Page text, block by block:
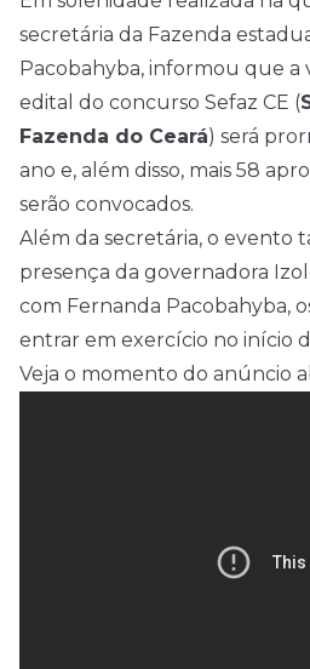
secretária da Fazenda
Pacobahyba, informou que a
edital do concurso Sefaz CE (
Fazenda do Ceará) será
ano e, além disso, mais 58
serão convocados.
Além da secretária, o evento
presença da governadora
com Fernanda Pacobahyba,
entrar em exercício no início
Veja o momento do anúncio